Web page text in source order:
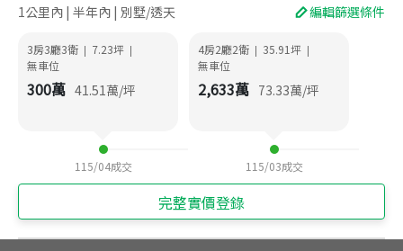
1公里內 | 半年內 | 別墅/透天 編輯篩選條件
3房3廳3衛 | 7.23坪 |
無車位
300萬 41.51萬/坪
115/04成交
4房2廳2衛 | 35.91坪 |
無車位
2,633萬 73.33萬/坪
115/03成交
完整實價登錄